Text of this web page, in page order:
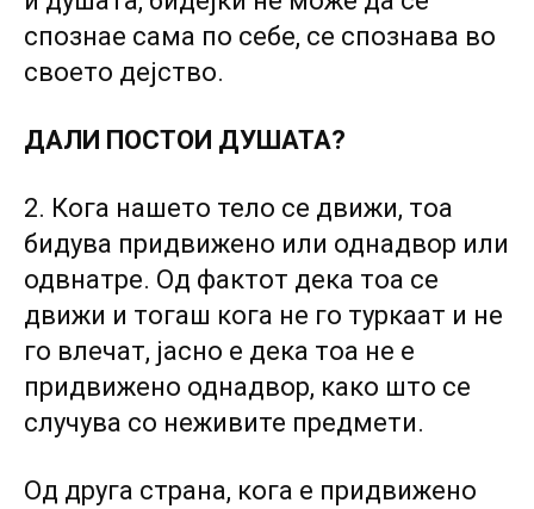
спознае сама по себе, се спознава во
своето дејство.
ДАЛИ ПОСТОИ ДУШАТА?
2. Кога нашето тело се движи, тоа
бидува придвижено или однадвор или
одвнатре. Од фактот дека тоа се
движи и тогаш кога не го туркаат и не
го влечат, јасно е дека тоа не е
придвижено однадвор, како што се
случува со неживите предмети.
Од друга страна, кога е придвижено